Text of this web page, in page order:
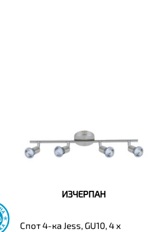
ИЗЧЕРПАН
Спот 4-ка Jess, GU10, 4 x